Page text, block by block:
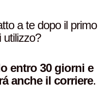
a te dopo il primo
utilizzo?
entro 30 giorni e
anche il corriere.